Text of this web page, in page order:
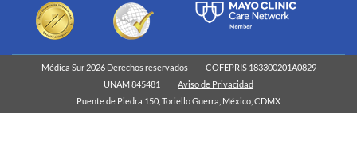
Médica Sur 2026 Derechos reservados
COFEPRIS 183300201A0829
UNAM 845481
Aviso de Privacidad
Puente de Piedra 150, Toriello Guerra, México, CDMX